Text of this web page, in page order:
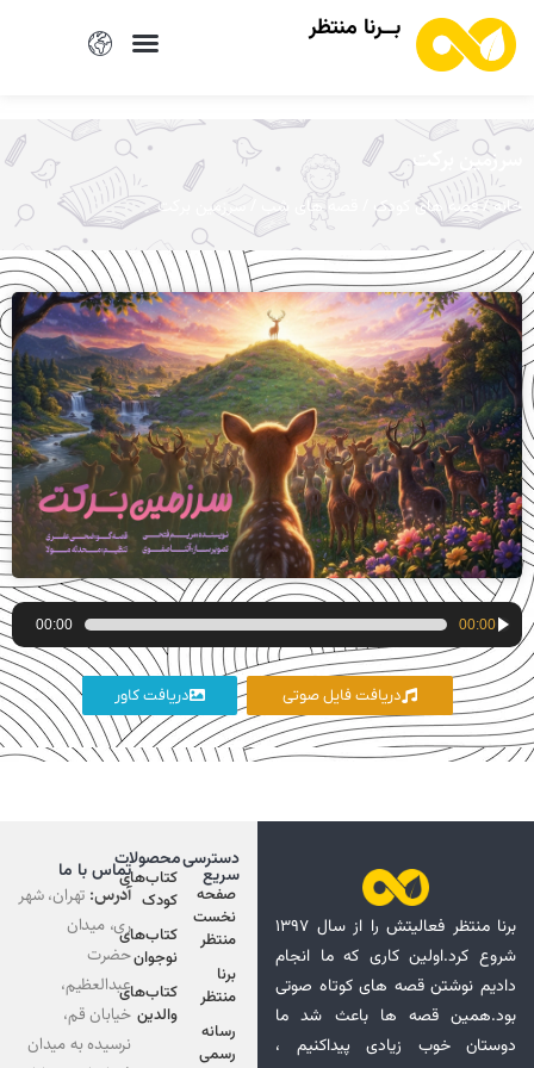
بــرنا منتظر
سرزمین برکت
خانه/قصه های کودک قصه های شب / سرزمین برکت
پخش‌کننده
صوت
00:00
00:00
دریافت فایل صوتی دریافت کاور
برنا منتظر فعالیتش را از سال ۱۳۹۷
شروع کرد.اولین کاری که ما انجام
دادیم نوشتن قصه های کوتاه صوتی
بود.همین قصه ها باعث شد ما
دوستان خوب زیادی پیداکنیم ،
دسترسی
سریع
صفحه
نخست
منتظر
برنا
منتظر
رسانه
رسمی
محصولات
کتاب‌های
کودک
کتاب‌های
نوجوان
کتاب‌های
والدین
تماس با ما
آدرس: تهران، شهر
ری، میدان
حضرت
عبدالعظیم،
خیابان قم،
نرسیده به میدان